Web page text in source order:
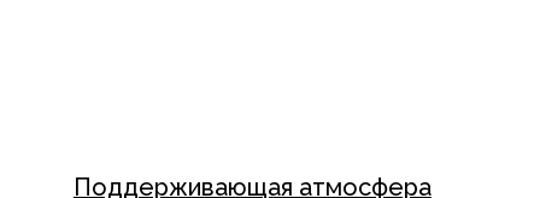
Поддерживающая атмосфера